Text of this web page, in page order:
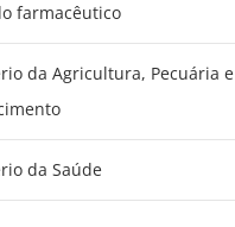
farmacêutico
da Agricultura, Pecuária e
da Saúde